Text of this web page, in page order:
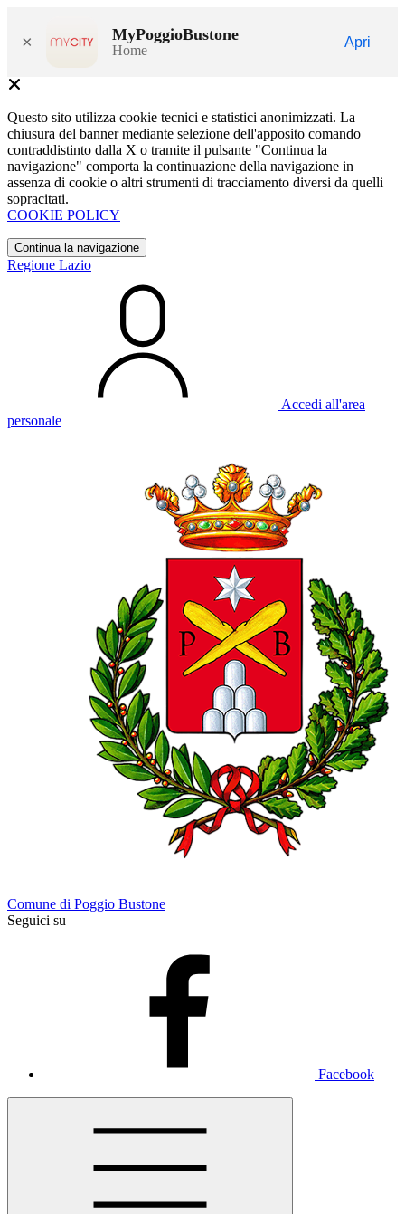
× MyPoggioBustone
Home
Apri
Questo sito utilizza cookie tecnici e statistici anonimizzati. La
chiusura del banner mediante selezione dell'apposito comando
contraddistinto dalla X o tramite il pulsante "Continua la
navigazione" comporta la continuazione della navigazione in
assenza di cookie o altri strumenti di tracciamento diversi da quelli
sopracitati.
COOKIE POLICY
Continua la navigazione
Regione Lazio
Accedi all'area
personale
Comune di Poggio Bustone
Seguici su
Facebook